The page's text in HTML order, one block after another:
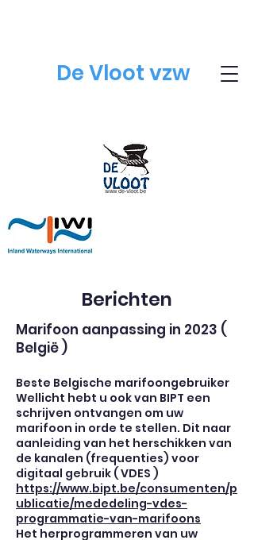
De Vloot vzw
Berichten
Marifoon aanpassing in 2023 (
België )
Beste Belgische marifoongebruiker
Wellicht hebt u ook van BIPT een
schrijven ontvangen om uw
marifoon in orde te stellen. Dit naar
aanleiding van het herschikken van
de kanalen (frequenties) voor
digitaal gebruik ( VDES )
https://www.bipt.be/consumenten/p
ublicatie/mededeling-vdes-
programmatie-van-marifoons
Het herprogrammeren van uw